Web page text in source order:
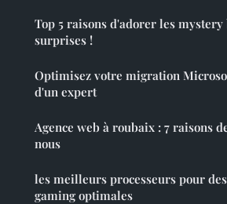
Top 5 raisons d'adorer les mystery
surprises !
Optimisez votre migration
d'un expert
Agence web à roubaix : 7 raisons
nous
les meilleurs processeurs pour
gaming optimales